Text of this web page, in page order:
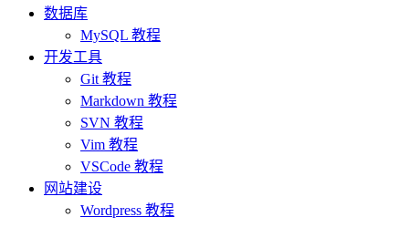
数据库
MySQL 教程
开发工具
Git 教程
Markdown 教程
SVN 教程
Vim 教程
VSCode 教程
网站建设
Wordpress 教程